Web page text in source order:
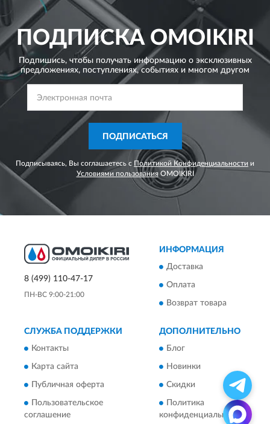
ПОДПИСКАOMOIKIRI
Подпишись, чтобы получать информацию о эксклюзивных
предложениях, поступлениях, событиях и многом другом
ПОДПИСАТЬСЯ
Подписываясь, Вы соглашаетесь с Политикой Конфиденциальности и
Условиями пользованияOMOIKIRI
8 (499) 110-47-17
ПН-ВС 9:00-21:00
ИНФОРМАЦИЯ
Доставка
Оплата
Возврат товара
СЛУЖБА ПОДДЕРЖКИ
Контакты
Карта сайта
Публичная оферта
Пользовательское
соглашение
ДОПОЛНИТЕЛЬНО
Блог
Новинки
Скидки
Политика
конфиденциальности